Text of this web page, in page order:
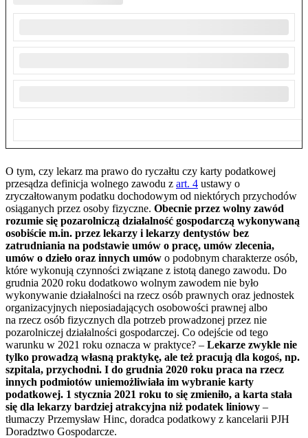
O tym, czy lekarz ma prawo do ryczałtu czy karty podatkowej
przesądza definicja wolnego zawodu z art. 4 ustawy o
zryczałtowanym podatku dochodowym od niektórych przychodów
osiąganych przez osoby fizyczne. Obecnie przez wolny zawód
rozumie się pozarolniczą działalność gospodarczą wykonywaną
osobiście m.in. przez lekarzy i lekarzy dentystów bez
zatrudniania na podstawie umów o pracę, umów zlecenia,
umów o dzieło oraz innych umów o podobnym charakterze osób,
które wykonują czynności związane z istotą danego zawodu. Do
grudnia 2020 roku dodatkowo wolnym zawodem nie było
wykonywanie działalności na rzecz osób prawnych oraz jednostek
organizacyjnych nieposiadających osobowości prawnej albo
na rzecz osób fizycznych dla potrzeb prowadzonej przez nie
pozarolniczej działalności gospodarczej. Co odejście od tego
warunku w 2021 roku oznacza w praktyce? – Lekarze zwykle nie
tylko prowadzą własną praktykę, ale też pracują dla kogoś, np.
szpitala, przychodni. I do grudnia 2020 roku praca na rzecz
innych podmiotów uniemożliwiała im wybranie karty
podatkowej. 1 stycznia 2021 roku to się zmieniło, a karta stała
się dla lekarzy bardziej atrakcyjna niż podatek liniowy –
tłumaczy Przemysław Hinc, doradca podatkowy z kancelarii PJH
Doradztwo Gospodarcze.